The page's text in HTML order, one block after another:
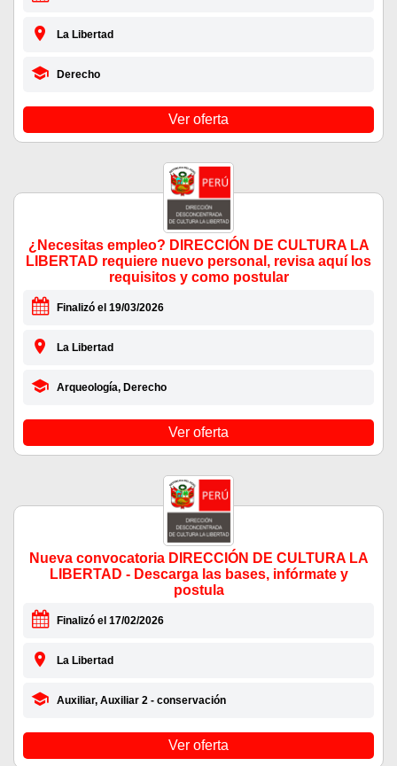
La Libertad
Derecho
Ver oferta
¿Necesitas empleo? DIRECCIÓN DE CULTURA LA
LIBERTAD requiere nuevo personal, revisa aquí los
requisitos y como postular
Finalizó el 19/03/2026
La Libertad
Arqueología, Derecho
Ver oferta
Nueva convocatoria DIRECCIÓN DE CULTURA LA
LIBERTAD - Descarga las bases, infórmate y
postula
Finalizó el 17/02/2026
La Libertad
Auxiliar, Auxiliar 2 - conservación
Ver oferta